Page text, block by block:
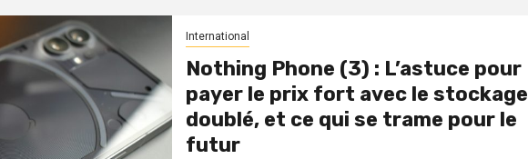
International
Nothing Phone (3) : L’astuce pour
payer le prix fort avec le stockage
doublé, et ce qui se trame pour le
futur